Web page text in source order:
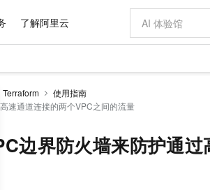
了解阿里云
Terraform
使用指南
速通道连接的两个VPC之间的流量
边界防火墙来防护通过
千问官方 MaaS 平台，为开发者和 Agent 而生，新用户赠送 1 亿 + tokens 额度
网站
储 OSS 云数据库
，AI翻译排版一步到位 NEW
：长任务时代开源旗舰模型 即刻拥有
普惠权益
OPC 创新助力计划
元 Token 补贴，加速一人公司成长
AI 场景体
AI 电商营销
算器
配和估算价格
势
普惠，释放技术红利
配置报价
API
名认证
基础软件
宝塔 Linux
CentOS
品伙伴
态集成认证中心
态伙伴工作台
产品伙伴
弹性计算合作
云存储合作
值服务
持计划
服务台
阿里云认证
全部认证
训练营
践
晚
略参考
国
市场活动
阿里云中企出
云栖大会